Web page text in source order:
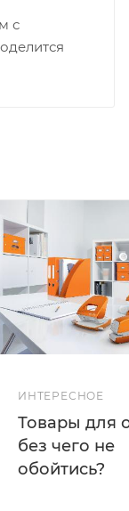
с
ИНТЕРЕСНОЕ
Товары для
без чего не
обойтись?